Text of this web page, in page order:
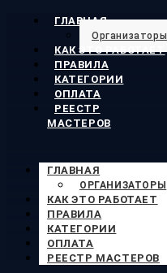
ГЛАВНАЯ
Организаторы
КАК ЭТО РАБОТАЕТ
ПРАВИЛА
КАТЕГОРИИ
ОПЛАТА
РЕЕСТР
МАСТЕРОВ
ГЛАВНАЯ
ОРГАНИЗАТОРЫ
КАК ЭТО РАБОТАЕТ
ПРАВИЛА
КАТЕГОРИИ
ОПЛАТА
РЕЕСТР МАСТЕРОВ